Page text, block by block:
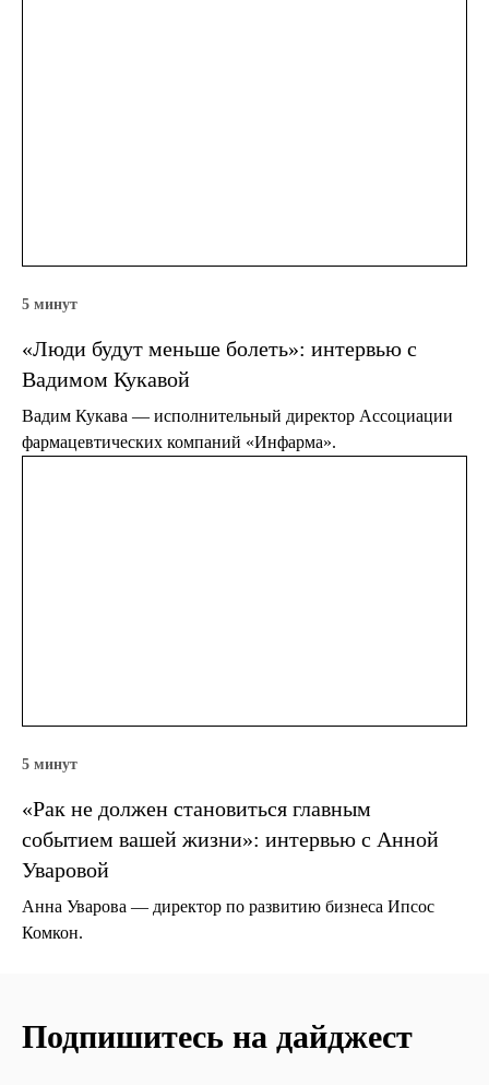
5 минут
«Люди будут меньше болеть»: интервью с
Вадимом Кукавой
Вадим Кукава — исполнительный директор Ассоциации
фармацевтических компаний «Инфарма».
5 минут
«Рак не должен становиться главным
событием вашей жизни»: интервью с Анной
Уваровой
Анна Уварова — директор по развитию бизнеса Ипсос
Комкон.
Подпишитесь на дайджест